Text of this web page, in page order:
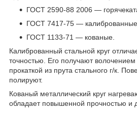
ГОСТ 2590-88 2006 —
ГОСТ 7417-75 —
ГОСТ 1133-71 — кованые.
Калиброванный стальной круг
точностью. Его получают
прокаткой из прута стального г/к.
полируют.
Кованый металлический круг
обладает повышенной прочностью и